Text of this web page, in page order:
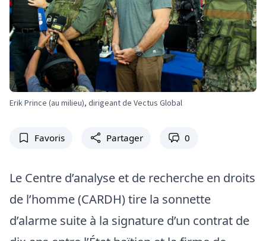
Erik Prince (au milieu), dirigeant de Vectus Global
Favoris Partager 0
Le Centre d’analyse et de recherche en droits
de l’homme (CARDH) tire la sonnette
d’alarme suite à la signature d’un contrat de